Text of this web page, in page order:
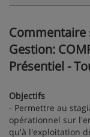
Commentaire
Gestion:
Présentiel -
Objectifs
- Permettre au
opérationnel sur
qu'à l'exploitation